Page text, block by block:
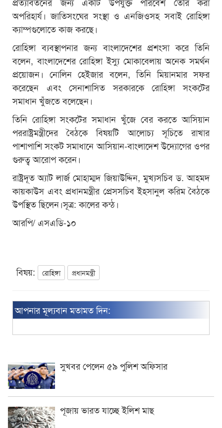
অপরিহার্য। জাতিসংঘের সংস্থা ও এনজিওসহ সবাই রোহিঙ্গা
ক্যাম্পগুলোতে কাজ করছে।
রোহিঙ্গা ব্যবস্থাপনার জন্য বাংলাদেশের প্রশংসা করে তিনি
বলেন, বাংলাদেশের রোহিঙ্গা ইস্যু মোকাবেলায় অনেক সমর্থন
প্রয়োজন। নোলিন হেইজার বলেন, তিনি মিয়ানমার সফর
করেছেন এবং সেনাশাসিত সরকারকে রোহিঙ্গা সংকটের
সমাধান খুঁজতে বলেছেন।
তিনি রোহিঙ্গা সংকটের সমাধান খুঁজে বের করতে আসিয়ান
পররাষ্ট্রমন্ত্রীদের বৈঠকে বিষয়টি আলোচ্য সূচিতে রাখার
পাশাপাশি সংকট সমাধানে আসিয়ান-বাংলাদেশ উদ্যোগের ওপর
গুরুত্ব আরোপ করেন।
রাষ্ট্রদূত অ্যাট লার্জ মোহাম্মদ জিয়াউদ্দিন, মুখ্যসচিব ড. আহমদ
কায়কাউস এবং প্রধানমন্ত্রীর প্রেসসচিব ইহসানুল করিম বৈঠকে
উপস্থিত ছিলেন।সূত্র: কালের কন্ঠ।
আরপি/ এসএডি-১০
বিষয়: রোহিঙ্গা প্রধানমন্ত্রী
আপনার মূল্যবান মতামত দিন:
সুখবর পেলেন ৫৯ পুলিশ অফিসার
পূজায় ভারত যাচ্ছে ইলিশ মাছ